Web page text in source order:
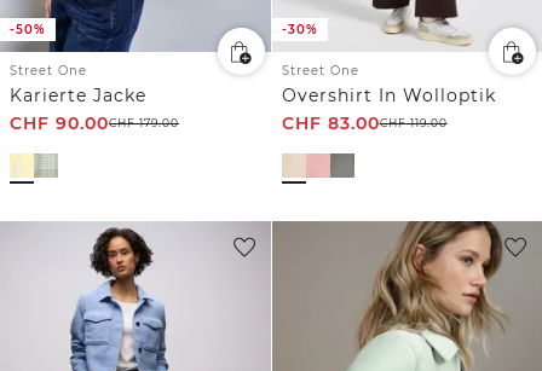
-50%
Street One
Karierte Jacke
CHF 90.00CHF179.00
-30%
Street One
Overshirt In Wolloptik
CHF 83.00CHF119.00